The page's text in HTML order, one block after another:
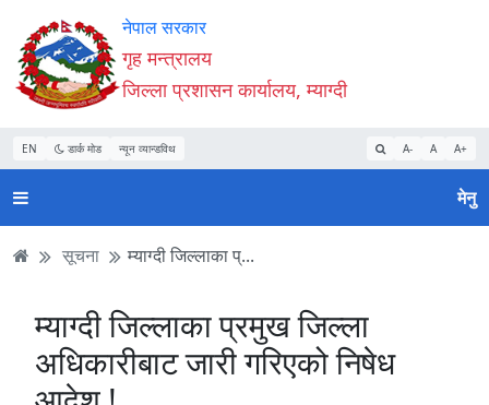
Accessibility
Mode
सुरु
गर्नुहोस्
सामाग्री
पढ्नुहाेस्
नेभिगेसन
पढ्नुहाेस्
वेबसाइट
खोजमा
जानुहोस्
नेपाल सरकार
गृह मन्त्रालय
जिल्ला प्रशासन कार्यालय, म्याग्दी
EN डार्क मोड न्यून व्यान्डविथ A- A A+
मेनु
सूचना म्याग्दी जिल्लाका प्...
म्याग्दी जिल्लाका प्रमुख जिल्ला
अधिकारीबाट जारी गरिएको निषेध